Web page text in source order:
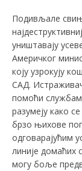
Подивљале
уништавају
Америчког
коју узрокују
САД.
помоћи
разумеју како
брзо њихове
одговарајућим
линије домаћих
могу боље